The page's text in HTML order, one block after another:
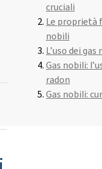
Tetraetossisilano
Detergenti
PEG-40 Olio di ricino
Coco-betaina
Deceth-5
Pannello
ROKAnol®GA8 (alcol
cruciali
Le proprietà
nobili
L’uso dei
Gas nobili:
radon
Gas nobili: